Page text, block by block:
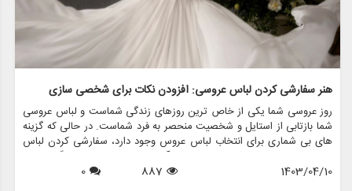
هنر سفارشی کردن لباس عروسی: افزودن نکات برای شخصی سازی
روز عروسی شما یکی از خاص ترین روزهای زندگی شماست و لباس عروسی
شما بازتابی از استایل و شخصیت منحصر به فرد شماست. در حالی که گزینه
های بی شماری برای انتخاب لباس عروس وجود دارد، سفارشی کردن لباس
عروسی با لباس های شخصی می تواند آن را خاص تر و خاطره انگیزتر کند.
فرقی نمی کند درخشش اضافه کنید، جزئیات معنادار را در آن بگنجانید یا
1403/04/10
887
0